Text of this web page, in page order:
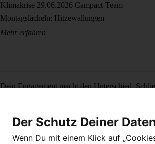
Klimakrise 29.06.2026 Campact-Team
Montagslächeln: Hitzewallungen
Mehr erfahren
Dein Engagement macht den Unterschied.
Der Schutz Deiner
Wenn Du mit einem Klick auf